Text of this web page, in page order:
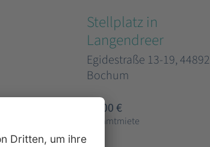
Stellplatz in
Langendreer
Egidestraße 13-19, 44892
Bochum
35,00 €
Gesamtmiete